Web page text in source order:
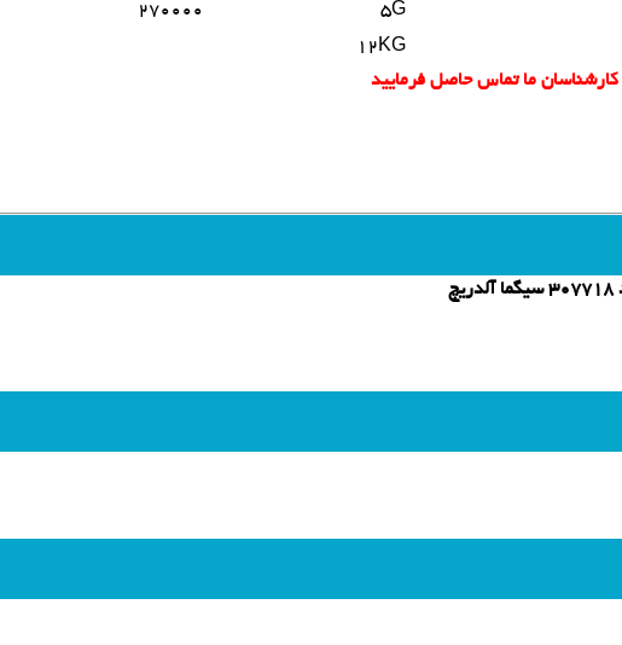
5G
270000
12KG
کارشناسان ما تماس حاصل فرمایید